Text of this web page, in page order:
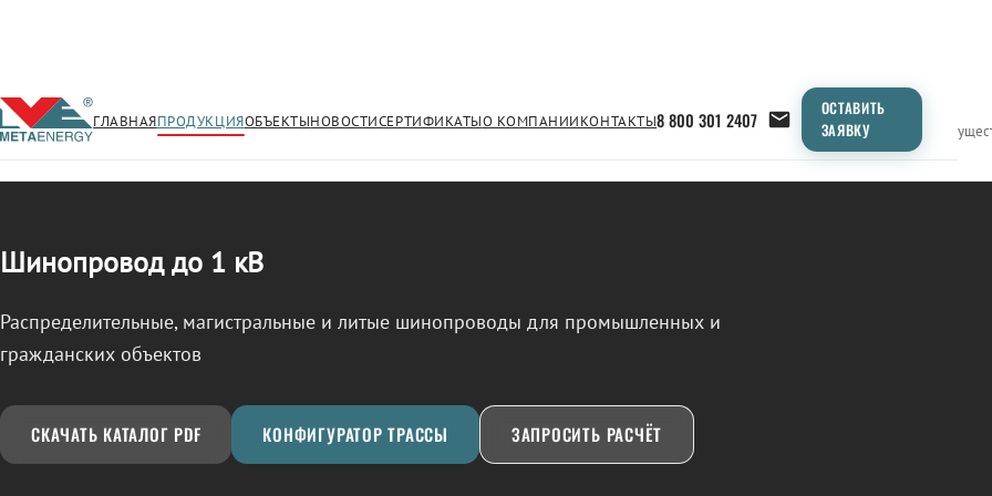
ГЛАВНАЯПРОДУКЦИЯОБЪЕКТЫНОВОСТИСЕРТИФИКАТЫО КОМПАНИИКОНТАКТЫ8 800 301 2407
ОСТАВИТЬ
ЗАЯВКУ
← Продукция/ШИНОПРОВОД Применение Продукция ТипоразмерыСравнение
Шинопровод до 1 кВ
Распределительные, магистральные и литые шинопроводы для промышленных и
гражданских объектов
СКАЧАТЬ КАТАЛОГ PDF КОНФИГУРАТОР ТРАССЫ ЗАПРОСИТЬ РАСЧЁТ